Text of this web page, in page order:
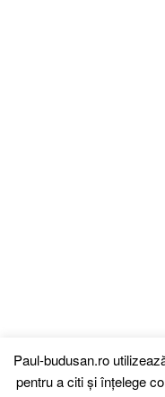
Paul-budusan.ro
pentru a citi și înțelege